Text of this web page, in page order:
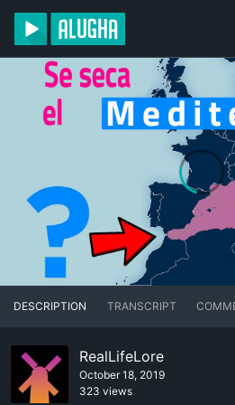
DESCRIPTION TRANSCRIPT
RealLifeLore
October 18, 2019
323 views